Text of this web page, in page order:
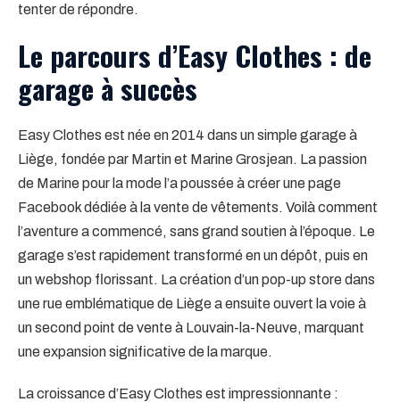
tenter de répondre.
Le parcours d’Easy Clothes : de
garage à succès
Easy Clothes est née en 2014 dans un simple garage à
Liège, fondée par Martin et Marine Grosjean. La passion
de Marine pour la mode l’a poussée à créer une page
Facebook dédiée à la vente de vêtements. Voilà comment
l’aventure a commencé, sans grand soutien à l’époque. Le
garage s’est rapidement transformé en un dépôt, puis en
un webshop florissant. La création d’un pop-up store dans
une rue emblématique de Liège a ensuite ouvert la voie à
un second point de vente à Louvain-la-Neuve, marquant
une expansion significative de la marque.
La croissance d’Easy Clothes est impressionnante :